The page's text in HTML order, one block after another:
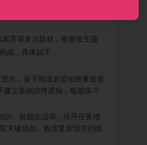
言等多元题材，每册按主题
成，具体如下：
片，孩子阅读后需按故事发展
立基础排序逻辑，每篇练习
识、校园生活等，排序任务增
关键信息、梳理复杂情节的能